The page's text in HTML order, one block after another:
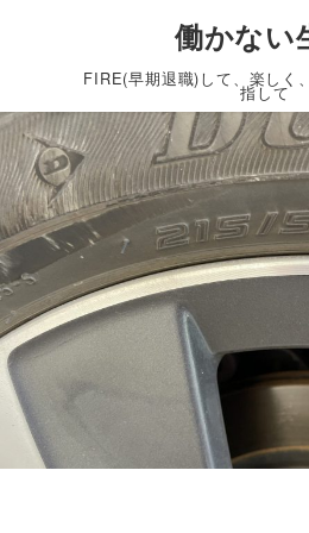
働かない
FIRE(早期退職)して、楽しく
指して